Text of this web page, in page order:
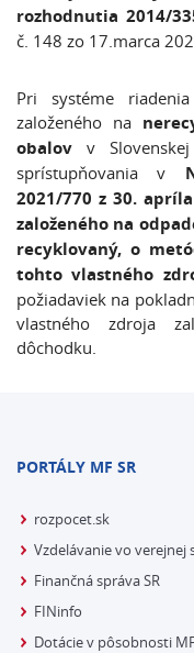
rozhodnutia 2014/
č. 148 zo 17.marca
Pri systéme
založeného na
obalov v
sprístupňovania v
2021/770 z 30.
založeného na
recyklovaný, o
tohto vlastného
požiadaviek na
vlastného zdroja
dôchodku.
PORTÁLY MF SR
rozpocet.sk
Vzdelávanie vo verejnej
Finančná správa SR
FINinfo
Dotácie v pôsobnosti